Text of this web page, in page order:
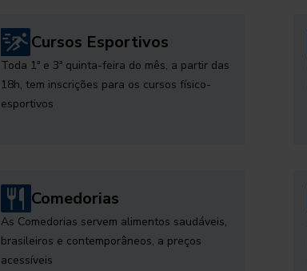
Cursos Esportivos
Toda 1ª e 3ª quinta-feira do mês, a partir das
18h, tem inscrições para os cursos físico-
esportivos
Comedorias
As Comedorias servem alimentos saudáveis,
brasileiros e contemporâneos, a preços
acessíveis